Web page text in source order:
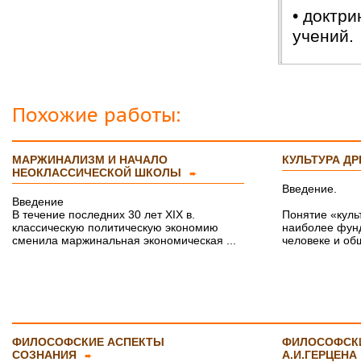
•
учений.
Похожие работы:
МАРЖИНАЛИЗМ И НАЧАЛО
НЕОКЛАССИЧЕСКОЙ ШКОЛЫ
➨
Введение
В течение последних 30 лет XIX в.
классическую политическую экономию
сменила маржинальная экономическая ...
КУЛЬТУРА
Введение.
Понятие
наиболее
человеке и
ФИЛОСОФСКИЕ АСПЕКТЫ
СОЗНАНИЯ
➨
А.И.ГЕРЦЕНА